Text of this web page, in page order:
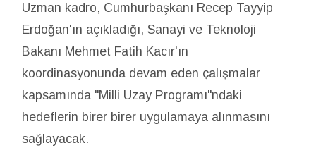
Uzman kadro, Cumhurbaşkanı Recep Tayyip
Erdoğan'ın açıkladığı, Sanayi ve Teknoloji
Bakanı Mehmet Fatih Kacır'ın
koordinasyonunda devam eden çalışmalar
kapsamında "Milli Uzay Programı"ndaki
hedeflerin birer birer uygulamaya alınmasını
sağlayacak.